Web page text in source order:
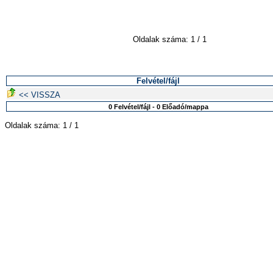
Oldalak száma: 1 / 1
Felvétel/fájl
<< VISSZA
0 Felvétel/fájl - 0 Előadó/mappa
Oldalak száma: 1 / 1